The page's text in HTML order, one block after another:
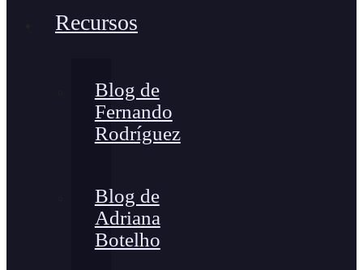
Recursos
Blog de
Fernando
Rodríguez
Blog de
Adriana
Botelho